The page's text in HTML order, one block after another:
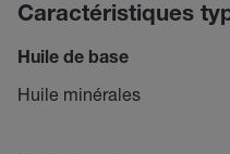
Caractéristiques
Huile de base
Huile minérales